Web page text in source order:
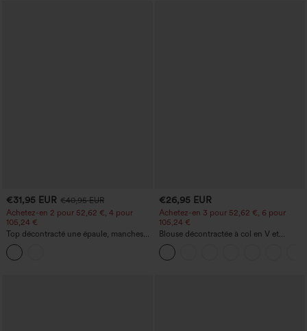
€31,95 EUR €40,95 EUR
Achetez-en 2 pour 52,62 €, 4 pour
105,24 €
Top décontracté une épaule, manches
courtes, ourlet arrondi hi-low,
soutien‑gorge intégré, motif à pois
€26,95 EUR
Achetez-en 3 pour 52,62 €, 6 pour
105,24 €
Blouse décontractée à col en V et
manches courtes bouffantes